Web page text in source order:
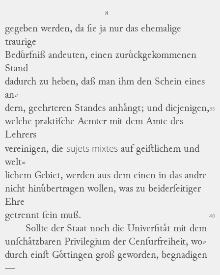
8
gegeben werden, da ſie ja nur das ehemalige
traurige
Beduͤrfniß andeuten, einen zuruͤckgekommenen
Stand
dadurch zu heben, daß man ihm den Schein eines
an⸗
dern, geehrteren Standes anhaͤngt; und diejenigen,35
welche praktiſche Aemter mit dem Amte des
Lehrers
vereinigen, die sujets mixtes auf geiſtlichem und
welt⸗
lichem Gebiet, werden aus dem einen in das andre
nicht hinuͤbertragen wollen, was zu beiderſeitiger
Ehre
getrennt ſein muß.
40
Sollte der Staat noch die Univerſitaͤt mit dem
unſchaͤtzbaren Privilegium der Cenſurfreiheit, wo⸗
durch einſt Goͤttingen groß geworden, begnadigen
—